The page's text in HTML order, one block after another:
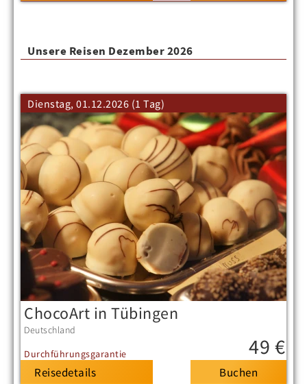
Unsere Reisen Dezember 2026
Dienstag, 01.12.2026 (1 Tag)
ChocoArt in Tübingen
Deutschland
Durchführungsgarantie
49 €
Reisedetails